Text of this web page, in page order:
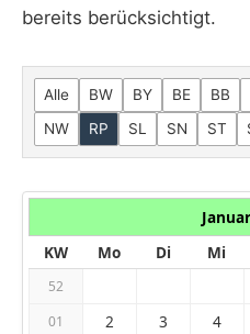
bereits berücksichtigt.
Alle BW BY BE BB
NW
RP SL SN ST
KW
Mo Di Mi
52
01 2 3 4